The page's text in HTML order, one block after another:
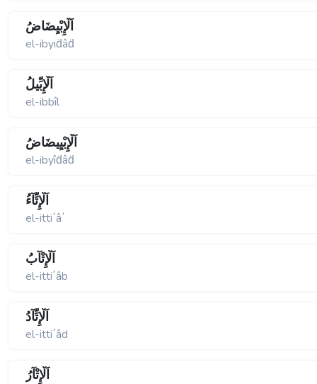
اَلْإِبْيِضَاضُ
el-ibyiḋâḋ
اَلْإِبِّيلُ
el-ibbîl
اَلْإِبْيِيضَاضُ
el-ibyîḋâḋ
اَلْإِتِّآءُ
el-itti΄â΄
اَلْإِتْآبُ
el-itti΄âb
اَلْإِتِّآدُ
el-itti΄âd
اَلْإِتْآرُ